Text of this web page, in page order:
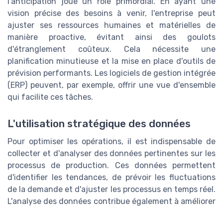
vision précise des besoins à venir, l'entreprise peut
ajuster ses ressources humaines et matérielles de
manière proactive, évitant ainsi des goulots
d'étranglement coûteux. Cela nécessite une
planification minutieuse et la mise en place d'outils de
prévision performants. Les logiciels de gestion intégrée
(ERP) peuvent, par exemple, offrir une vue d'ensemble
qui facilite ces tâches.
L'utilisation stratégique des données
Pour optimiser les opérations, il est indispensable de
collecter et d'analyser des données pertinentes sur les
processus de production. Ces données permettent
d'identifier les tendances, de prévoir les fluctuations
de la demande et d'ajuster les processus en temps réel.
L'analyse des données contribue également à améliorer